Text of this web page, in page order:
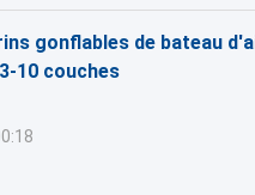
gonflables de bateau
10 couches